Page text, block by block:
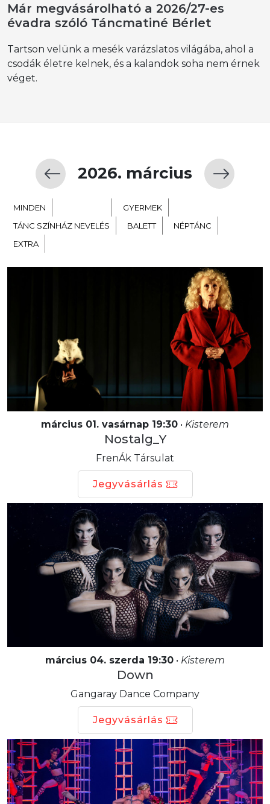
Már megvásárolható a 2026/27-es
évadra szóló Táncmatiné Bérlet
Tartson velünk a mesék varázslatos világába, ahol a
csodák életre kelnek, és a kalandok soha nem érnek
véget.
2026. március
MINDEN
GYERMEK
TÁNC SZÍNHÁZ NEVELÉS
BALETT
NÉPTÁNC
EXTRA
március 01. vasárnap 19:30 • Kisterem
Nostalg_Y
FrenÁk Társulat
Jegyvásárlás
március 04. szerda 19:30 • Kisterem
Down
Gangaray Dance Company
Jegyvásárlás